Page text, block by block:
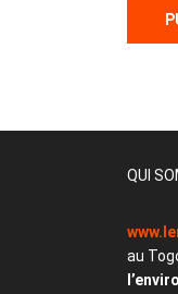
QUI
au